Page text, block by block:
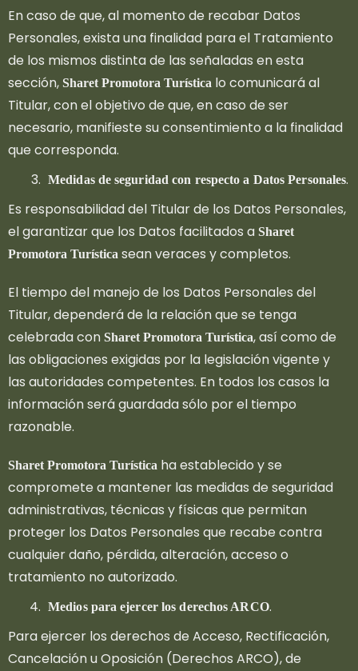
En caso de que, al momento de recabar Datos
Personales, exista una finalidad para el Tratamiento
de los mismos distinta de las señaladas en esta
sección, Sharet Promotora Turística lo comunicará al
Titular, con el objetivo de que, en caso de ser
necesario, manifieste su consentimiento a la finalidad
que corresponda.
Medidas de seguridad con respecto a Datos Personales.
Es responsabilidad del Titular de los Datos Personales,
el garantizar que los Datos facilitados a Sharet
Promotora Turística sean veraces y completos.
El tiempo del manejo de los Datos Personales del
Titular, dependerá de la relación que se tenga
celebrada con Sharet Promotora Turística, así como de
las obligaciones exigidas por la legislación vigente y
las autoridades competentes. En todos los casos la
información será guardada sólo por el tiempo
razonable.
Sharet Promotora Turística ha establecido y se
compromete a mantener las medidas de seguridad
administrativas, técnicas y físicas que permitan
proteger los Datos Personales que recabe contra
cualquier daño, pérdida, alteración, acceso o
tratamiento no autorizado.
Medios para ejercer los derechos ARCO.
Para ejercer los derechos de Acceso, Rectificación,
Cancelación u Oposición (Derechos ARCO), de